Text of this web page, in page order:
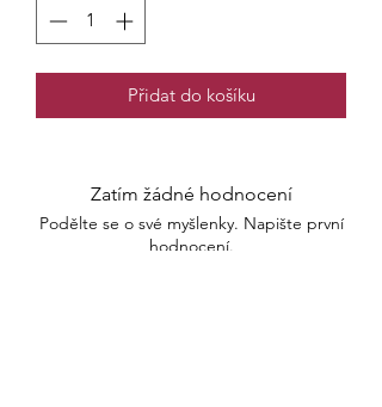
Přidat do košíku
Zatím žádné hodnocení
Podělte se o své myšlenky. Napište první
hodnocení.